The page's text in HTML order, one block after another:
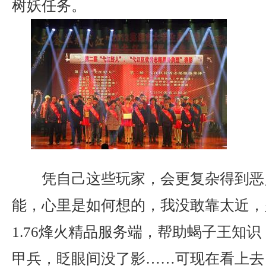
树妖任务。
凭自己这些玩家，会更复杂得到
能，心里是如何想的，我没敢靠太近
1.76烽火精品服务端，帮助蝎子王知
甲兵，眨眼间没了影……可现在看上去